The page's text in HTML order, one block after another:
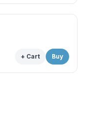
+ Cart Buy